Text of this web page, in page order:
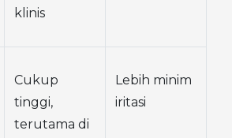
klinis
Cukup
tinggi,
terutama di
Lebih minim
iritasi